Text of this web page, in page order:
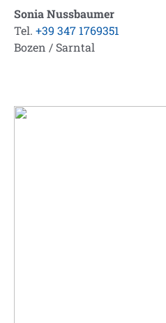
Sonia Nussbaumer
Tel. +39 347 1769351
Bozen / Sarntal